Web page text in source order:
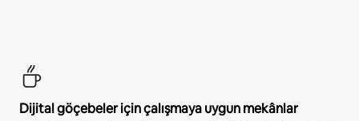
Dijital göçebeler için çalışmaya uygun mekânlar